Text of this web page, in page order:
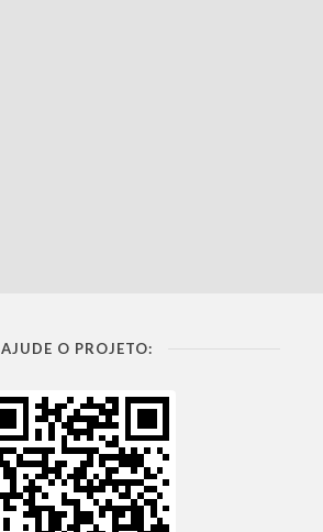
AJUDE O PROJETO: